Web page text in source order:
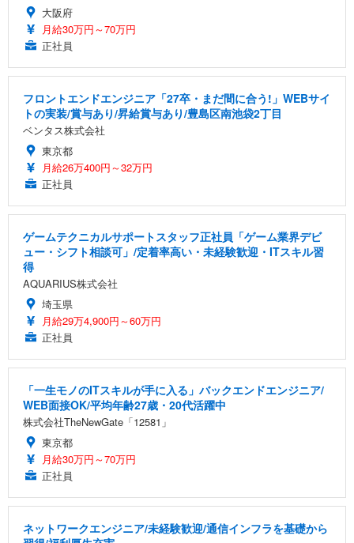
大阪府
月給30万円～70万円
正社員
フロントエンドエンジニア「27卒・まだ間に合う!」WEBサイ
トの実装/賞与あり/昇給賞与あり/豊島区南池袋2丁目
ベンタス株式会社
東京都
月給26万400円～32万円
正社員
ゲームテクニカルサポートスタッフ正社員「ゲーム業界デビ
ュー・シフト相談可」/定着率高い・未経験歓迎・ITスキル習
得
AQUARIUS株式会社
埼玉県
月給29万4,900円～60万円
正社員
「一生モノのITスキルが手に入る」バックエンドエンジニア/
WEB面接OK/平均年齢27歳・20代活躍中
株式会社TheNewGate「12581」
東京都
月給30万円～70万円
正社員
ネットワークエンジニア/未経験歓迎/通信インフラを基礎から